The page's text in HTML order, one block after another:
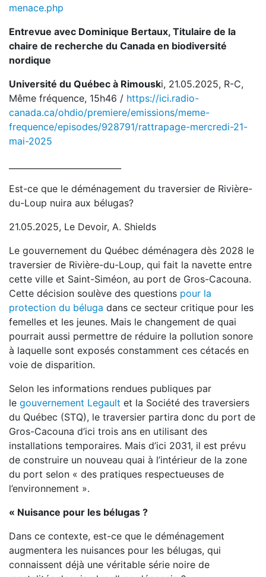
menace.php
Entrevue avec Dominique Bertaux, Titulaire de la
chaire de recherche du Canada en biodiversité
nordique
Université du Québec à Rimouski, 21.05.2025, R-C,
Même fréquence, 15h46 / https://ici.radio-
canada.ca/ohdio/premiere/emissions/meme-
frequence/episodes/928791/rattrapage-mercredi-21-
mai-2025
Est-ce que le déménagement du traversier de Rivière-
du-Loup nuira aux bélugas?
21.05.2025, Le Devoir, A. Shields
Le gouvernement du Québec déménagera dès 2028 le
traversier de Rivière-du-Loup, qui fait la navette entre
cette ville et Saint-Siméon, au port de Gros-Cacouna.
Cette décision soulève des questions pour la
protection du béluga dans ce secteur critique pour les
femelles et les jeunes. Mais le changement de quai
pourrait aussi permettre de réduire la pollution sonore
à laquelle sont exposés constamment ces cétacés en
voie de disparition.
Selon les informations rendues publiques par
le gouvernement Legault et la Société des traversiers
du Québec (STQ), le traversier partira donc du port de
Gros-Cacouna d’ici trois ans en utilisant des
installations temporaires. Mais d’ici 2031, il est prévu
de construire un nouveau quai à l’intérieur de la zone
du port selon « des pratiques respectueuses de
l’environnement ».
« Nuisance pour les bélugas ?
Dans ce contexte, est-ce que le déménagement
augmentera les nuisances pour les bélugas, qui
connaissent déjà une véritable série noire de